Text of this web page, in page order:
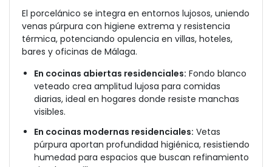
El porcelánico se integra en entornos lujosos, uniendo
venas púrpura con higiene extrema y resistencia
térmica, potenciando opulencia en villas, hoteles,
bares y oficinas de Málaga.
En cocinas abiertas residenciales: Fondo blanco
veteado crea amplitud lujosa para comidas
diarias, ideal en hogares donde resiste manchas
visibles.
En cocinas modernas residenciales: Vetas
púrpura aportan profundidad higiénica, resistiendo
humedad para espacios que buscan refinamiento